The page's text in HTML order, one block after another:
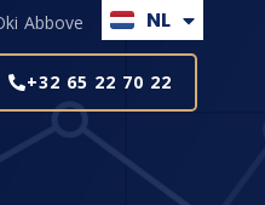
Abbove NL
EN
+32 65 22 70 22